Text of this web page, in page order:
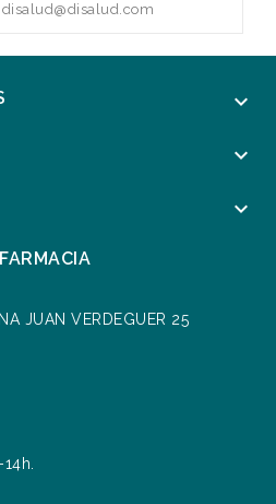



JUAN VERDEGUER 25